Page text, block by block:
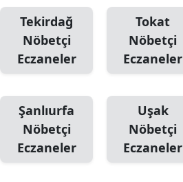
Tekirdağ
Nöbetçi
Eczaneler
Tokat
Nöbetçi
Eczaneler
Şanlıurfa
Nöbetçi
Eczaneler
Uşak
Nöbetçi
Eczaneler